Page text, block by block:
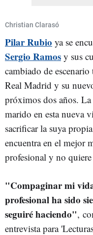
Christian Clarasó
Pilar Rubio ya se
Sergio Ramos y sus
cambiado de
Real Madrid y su
próximos dos años.
marido en esta nueva
sacrificar la suya
encuentra en el mejor
profesional y no quiere
"Compaginar mi
profesional ha sido
seguiré haciendo",
entrevista para